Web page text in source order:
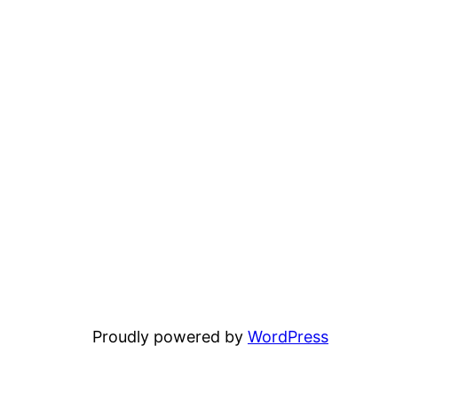
Proudly powered by WordPress